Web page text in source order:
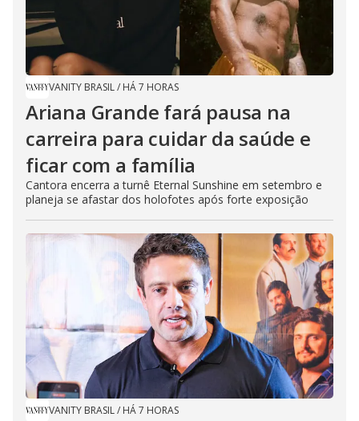
VANITY BRASIL/ HÁ 7 HORAS
Ariana Grande fará pausa na
carreira para cuidar da saúde e
ficar com a família
Cantora encerra a turnê Eternal Sunshine em setembro e
planeja se afastar dos holofotes após forte exposição
VANITY BRASIL/ HÁ 7 HORAS